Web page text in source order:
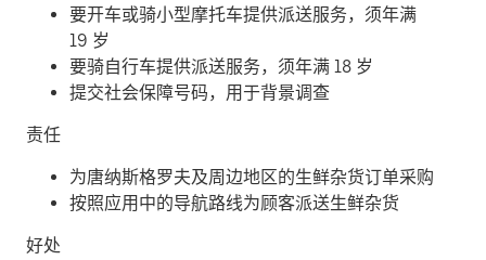
要开车或骑小型摩托车提供派送服务，须年满
19 岁
要骑自行车提供派送服务，须年满 18 岁
提交社会保障号码，用于背景调查
责任
为唐纳斯格罗夫及周边地区的生鲜杂货订单采购
按照应用中的导航路线为顾客派送生鲜杂货
好处